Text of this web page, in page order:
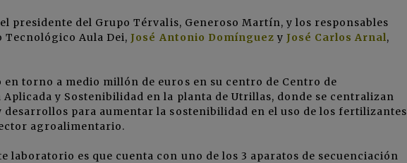
presidente del Grupo Térvalis, Generoso Martín, y los responsables
Tecnológico Aula Dei,José Antonio Domínguez y José Carlos Arnal,
torno a medio millón de euros en su centro de Centro de
y Sostenibilidad en la planta de Utrillas, donde se centralizan
para aumentar la sostenibilidad en el uso de los fertilizantes
agroalimentario.
laboratorio es que cuenta con uno de los 3 aparatos de secuenciación